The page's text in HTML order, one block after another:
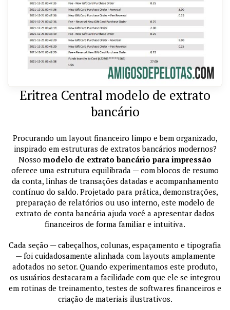
Eritrea Central modelo de extrato
bancário
Procurando um layout financeiro limpo e bem organizado,
inspirado em estruturas de extratos bancários modernos?
Nosso modelo de extrato bancário para impressão
oferece uma estrutura equilibrada — com blocos de resumo
da conta, linhas de transações datadas e acompanhamento
contínuo do saldo. Projetado para prática, demonstrações,
preparação de relatórios ou uso interno, este modelo de
extrato de conta bancária ajuda você a apresentar dados
financeiros de forma familiar e intuitiva.
Cada seção — cabeçalhos, colunas, espaçamento e tipografia
— foi cuidadosamente alinhada com layouts amplamente
adotados no setor. Quando experimentamos este produto,
os usuários destacaram a facilidade com que ele se integrou
em rotinas de treinamento, testes de softwares financeiros e
criação de materiais ilustrativos.